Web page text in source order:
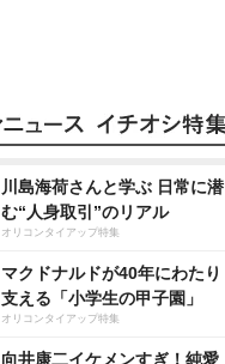
川島海荷さんと学ぶ 日常に潜
む“人身取引”のリアル
オリコンタイアップ特集
マクドナルドが40年にわたり
支える「小学生の甲子園」
オリコンタイアップ特集
向井康二イケメンすぎ！純愛